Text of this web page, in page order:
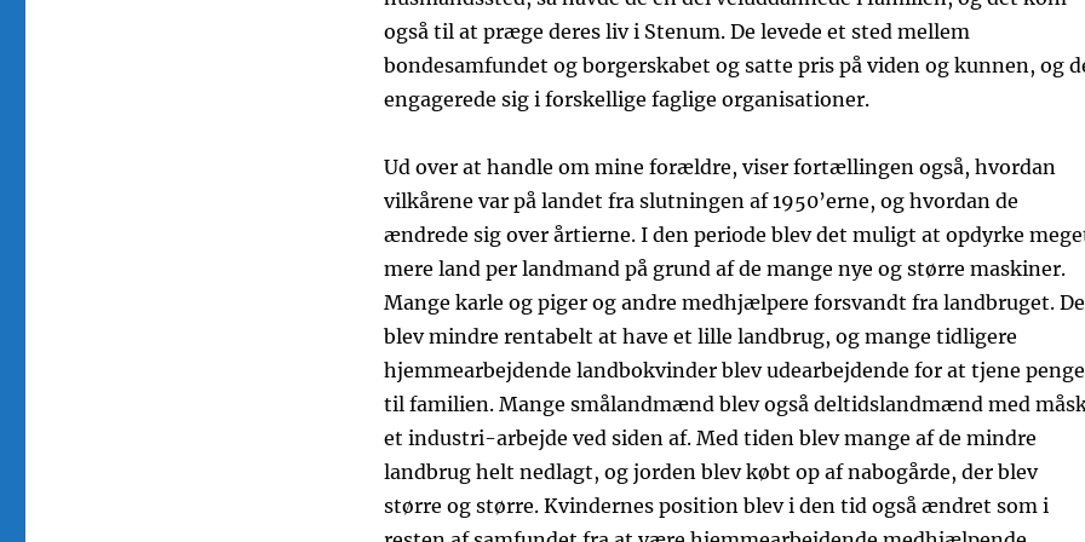
også til at præge deres liv i Stenum. De levede et sted mellem
bondesamfundet og borgerskabet og satte pris på viden og kunnen, og
engagerede sig i forskellige faglige organisationer.
Ud over at handle om mine forældre, viser fortællingen også, hvordan
vilkårene var på landet fra slutningen af 1950’erne, og hvordan de
ændrede sig over årtierne. I den periode blev det muligt at opdyrke
mere land per landmand på grund af de mange nye og større maskiner.
Mange karle og piger og andre medhjælpere forsvandt fra landbruget.
blev mindre rentabelt at have et lille landbrug, og mange tidligere
hjemmearbejdende landbokvinder blev udearbejdende for at tjene penge
til familien. Mange smålandmænd blev også deltidslandmænd med
et industri-arbejde ved siden af. Med tiden blev mange af de mindre
landbrug helt nedlagt, og jorden blev købt op af nabogårde, der blev
større og større. Kvindernes position blev i den tid også ændret som i